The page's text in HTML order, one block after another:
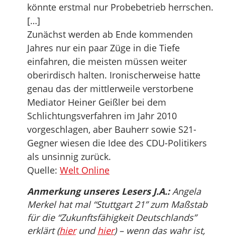
könnte erstmal nur Probebetrieb herrschen.
[…]
Zunächst werden ab Ende kommenden
Jahres nur ein paar Züge in die Tiefe
einfahren, die meisten müssen weiter
oberirdisch halten. Ironischerweise hatte
genau das der mittlerweile verstorbene
Mediator Heiner Geißler bei dem
Schlichtungsverfahren im Jahr 2010
vorgeschlagen, aber Bauherr sowie S21-
Gegner wiesen die Idee des CDU-Politikers
als unsinnig zurück.
Quelle: Welt Online
Anmerkung unseres Lesers J.A.:Angela
Merkel hat mal “Stuttgart 21” zum Maßstab
für die “Zukunftsfähigkeit Deutschlands”
erklärt (hierundhier) – wenn das wahr ist,